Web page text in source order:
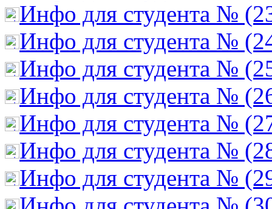
Инфо для студента №
Инфо для студента №
Инфо для студента №
Инфо для студента №
Инфо для студента №
Инфо для студента №
Инфо для студента №